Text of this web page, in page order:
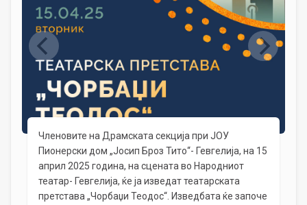
Членовите на Драмската секција при ЈОУ
Пионерски дом „Јосип Броз Тито“- Гевгелија, на 15
април 2025 година, на сцената во Народниот
театар- Гевгелија, ќе ја изведат театарската
претстава „Чорбаџи Теодос“. Изведбата ќе започе